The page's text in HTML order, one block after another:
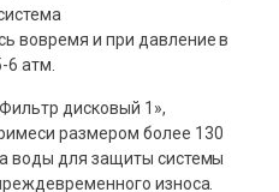
вовремя и при давление в
6 атм.
дисковый 1»,
размером более 130
воды для защиты системы
износа.